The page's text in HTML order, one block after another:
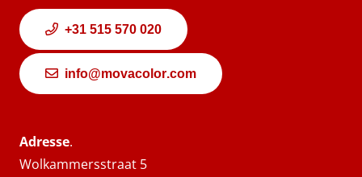
+31 515 570 020
info@movacolor.com
Adresse.
Wolkammersstraat 5